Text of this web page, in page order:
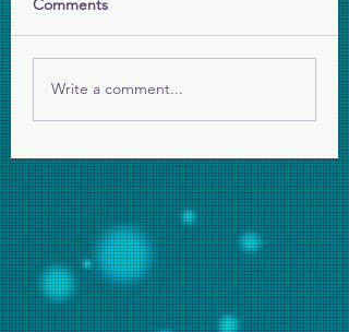
生死教育營
Write a comment...